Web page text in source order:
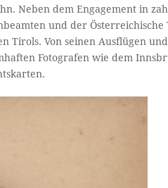
Neben dem Engagement in
und der Österreichische
Tirols. Von seinen Ausflügen
Fotografen wie dem